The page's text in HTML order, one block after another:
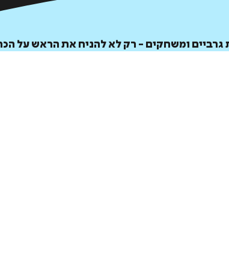
גרביים ומשחקים - רק לא להניח את הראש על